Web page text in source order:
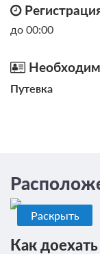
до 00:00
Путевка
Раскрыть
Как